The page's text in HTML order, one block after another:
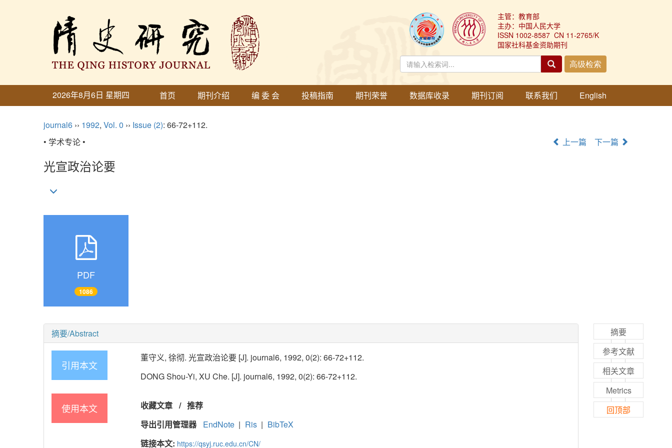
主管：教育部
主办：中国人民大学
ISSN 1002-8587 CN 11-2765/K
国家社科基金资助期刊
2026年8月6日 星期四 首页 期刊介绍 编 委 会 投稿指南 期刊荣誉 数据库收录 期刊订阅 联系我们 English
journal6 ›› 1992, Vol. 0 ›› Issue (2): 66-72+112.
• 学术专论 •
上一篇 下一篇
光宣政治论要
PDF
1086
摘要/Abstract
引用本文
董守义, 徐彻. 光宣政治论要 [J]. journal6, 1992, 0(2): 66-72+112.
DONG Shou-Yi, XU Che. [J]. journal6, 1992, 0(2): 66-72+112.
使用本文 收藏文章 / 推荐
导出引用管理器
EndNote | Ris | BibTeX
链接本文: https://qsyj.ruc.edu.cn/CN/
摘要
参考文献
相关文章
Metrics
回顶部